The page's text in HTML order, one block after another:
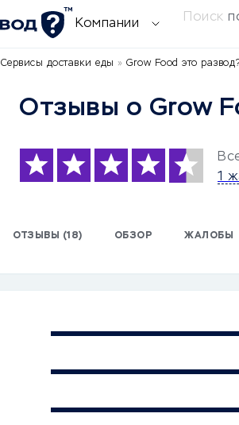
Компании Поиск
Сервисы доставки еды » Grow Food это
Отзывы о Grow
1
ОТЗЫВЫ (18) ОБЗОР ЖАЛОБЫ